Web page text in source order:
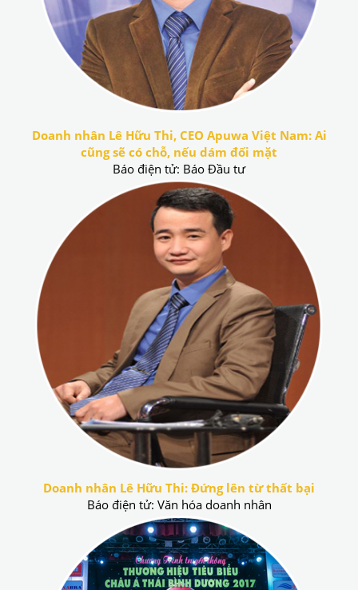
Doanh nhân Lê Hữu Thi, CEO Apuwa Việt Nam: Ai
cũng sẽ có chỗ, nếu dám đối mặt
Báo điện tử: Báo Đầu tư
Doanh nhân Lê Hữu Thi: Đứng lên từ thất bại
Báo điện tử: Văn hóa doanh nhân